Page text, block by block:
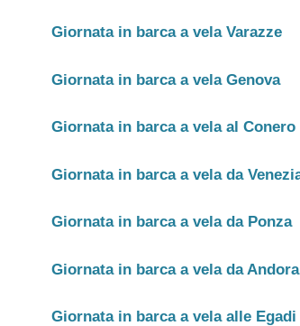
Giornata in barca a vela Varazze
Giornata in barca a vela Genova
Giornata in barca a vela al Conero
Giornata in barca a vela da
Giornata in barca a vela da Ponza
Giornata in barca a vela da Andora
Giornata in barca a vela alle Egadi